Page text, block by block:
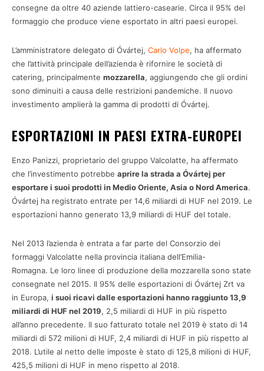
consegne da oltre 40 aziende lattiero-casearie. Circa il 95% del
formaggio che produce viene esportato in altri paesi europei.
L’amministratore delegato di Óvártej, Carlo Volpe, ha affermato
che l’attività principale dell’azienda è rifornire le società di
catering, principalmente mozzarella, aggiungendo che gli ordini
sono diminuiti a causa delle restrizioni pandemiche. Il nuovo
investimento amplierà la gamma di prodotti di Óvártej.
ESPORTAZIONI IN PAESI EXTRA-EUROPEI
Enzo Panizzi, proprietario del gruppo Valcolatte, ha affermato
che l’investimento potrebbe aprire la strada a Óvártej per
esportare i suoi prodotti in Medio Oriente, Asia o Nord America.
Óvártej ha registrato entrate per 14,6 miliardi di HUF nel 2019. Le
esportazioni hanno generato 13,9 miliardi di HUF del totale.
Nel 2013 l’azienda è entrata a far parte del Consorzio dei
formaggi Valcolatte nella provincia italiana dell’Emilia-
Romagna. Le loro linee di produzione della mozzarella sono state
consegnate nel 2015. Il 95% delle esportazioni di Óvártej Zrt va
in Europa, i suoi ricavi dalle esportazioni hanno raggiunto 13,9
miliardi di HUF nel 2019, 2,5 miliardi di HUF in più rispetto
all’anno precedente. Il suo fatturato totale nel 2019 è stato di 14
miliardi di 572 milioni di HUF, 2,4 miliardi di HUF in più rispetto al
2018. L’utile al netto delle imposte è stato di 125,8 milioni di HUF,
425,5 milioni di HUF in meno rispetto al 2018.